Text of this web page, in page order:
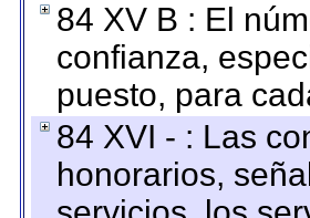
84 XV B : El
confianza,
puesto, para
84 XVI - : Las
honorarios,